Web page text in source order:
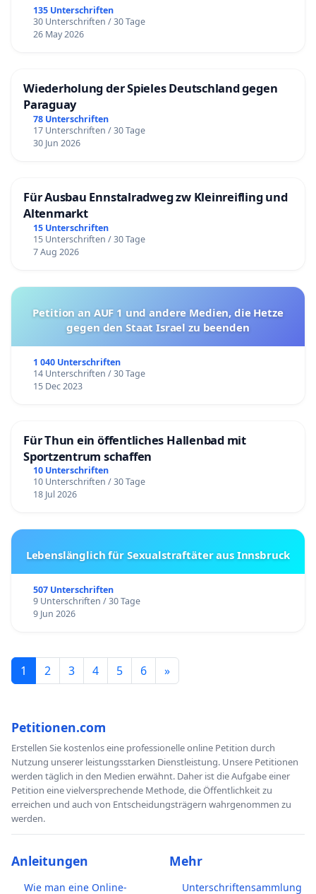
135 Unterschriften
30 Unterschriften / 30 Tage
26 May 2026
Wiederholung der Spieles Deutschland gegen
Paraguay
78 Unterschriften
17 Unterschriften / 30 Tage
30 Jun 2026
Für Ausbau Ennstalradweg zw Kleinreifling und
Altenmarkt
15 Unterschriften
15 Unterschriften / 30 Tage
7 Aug 2026
Petition an AUF 1 und andere Medien, die Hetze
gegen den Staat Israel zu beenden
1 040 Unterschriften
14 Unterschriften / 30 Tage
15 Dec 2023
Für Thun ein öffentliches Hallenbad mit
Sportzentrum schaffen
10 Unterschriften
10 Unterschriften / 30 Tage
18 Jul 2026
Lebenslänglich für Sexualstraftäter aus Innsbruck
507 Unterschriften
9 Unterschriften / 30 Tage
9 Jun 2026
1 2 3 4 5 6 »
Petitionen.com
Erstellen Sie kostenlos eine professionelle online Petition durch
Nutzung unserer leistungsstarken Dienstleistung. Unsere Petitionen
werden täglich in den Medien erwähnt. Daher ist die Aufgabe einer
Petition eine vielversprechende Methode, die Öffentlichkeit zu
erreichen und auch von Entscheidungsträgern wahrgenommen zu
werden.
Anleitungen
Wie man eine Online-
Mehr
Unterschriftensammlung